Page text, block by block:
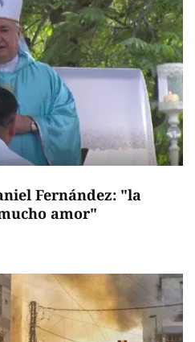
Fernández: "la
amor"